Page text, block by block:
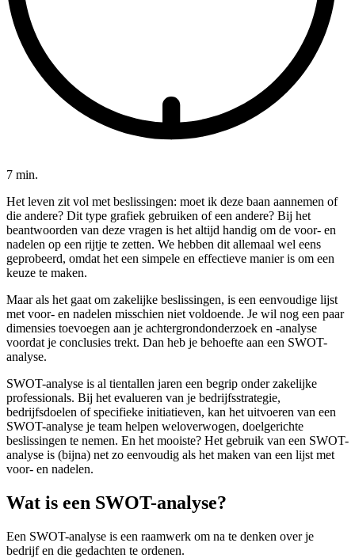
7 min.
Het leven zit vol met beslissingen: moet ik deze baan aannemen of
die andere? Dit type grafiek gebruiken of een andere? Bij het
beantwoorden van deze vragen is het altijd handig om de voor- en
nadelen op een rijtje te zetten. We hebben dit allemaal wel eens
geprobeerd, omdat het een simpele en effectieve manier is om een
keuze te maken.
Maar als het gaat om zakelijke beslissingen, is een eenvoudige lijst
met voor- en nadelen misschien niet voldoende. Je wil nog een paar
dimensies toevoegen aan je achtergrondonderzoek en -analyse
voordat je conclusies trekt. Dan heb je behoefte aan een SWOT-
analyse.
SWOT-analyse is al tientallen jaren een begrip onder zakelijke
professionals. Bij het evalueren van je bedrijfsstrategie,
bedrijfsdoelen of specifieke initiatieven, kan het uitvoeren van een
SWOT-analyse je team helpen weloverwogen, doelgerichte
beslissingen te nemen. En het mooiste? Het gebruik van een SWOT-
analyse is (bijna) net zo eenvoudig als het maken van een lijst met
voor- en nadelen.
Wat is een SWOT-analyse?
Een SWOT-analyse is een raamwerk om na te denken over je
bedrijf en die gedachten te ordenen.